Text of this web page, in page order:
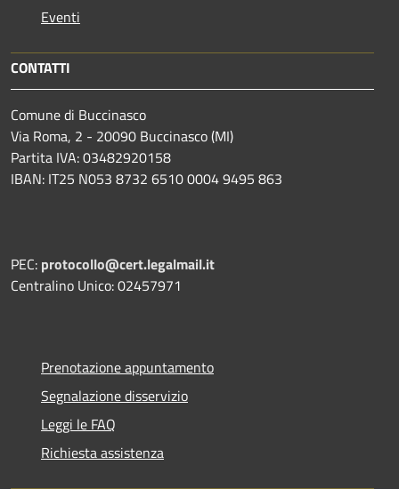
Eventi
CONTATTI
Comune di Buccinasco
Via Roma, 2 - 20090 Buccinasco (MI)
Partita IVA: 03482920158
IBAN: IT25 N053 8732 6510 0004 9495 863
PEC: protocollo@cert.legalmail.it
Centralino Unico: 02457971
Prenotazione appuntamento
Segnalazione disservizio
Leggi le FAQ
Richiesta assistenza